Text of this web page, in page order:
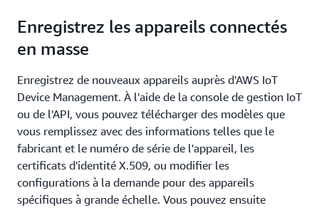
Enregistrez les appareils connectés
en masse
Enregistrez de nouveaux appareils auprès d'AWS IoT
Device Management. À l'aide de la console de gestion IoT
ou de l'API, vous pouvez télécharger des modèles que
vous remplissez avec des informations telles que le
fabricant et le numéro de série de l'appareil, les
certificats d'identité X.509, ou modifier les
configurations à la demande pour des appareils
spécifiques à grande échelle. Vous pouvez ensuite